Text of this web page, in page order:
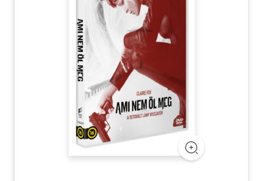
Szótár, nyelvkönyv
Tankönyv, segédkönyv
Társadalomtudomány
Természettudomány